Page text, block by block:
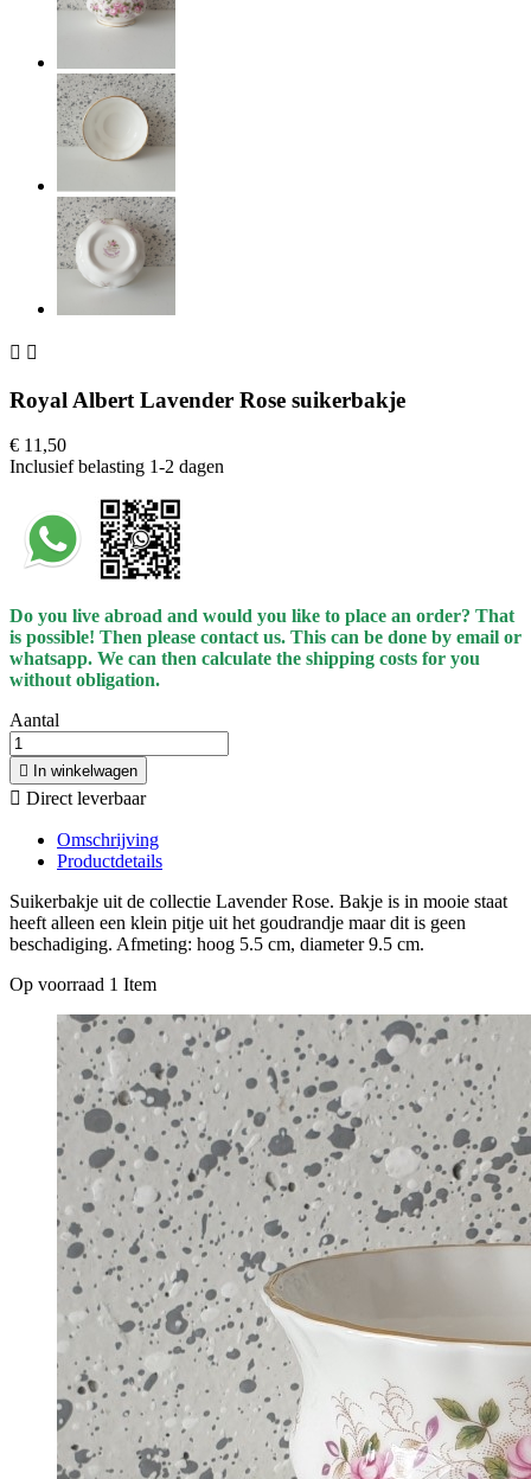
 
Royal Albert Lavender Rose suikerbakje
€ 11,50
Inclusief belasting 1-2 dagen
Do you live abroad and would you like to place an order? That
is possible! Then please contact us. This can be done by email or
whatsapp. We can then calculate the shipping costs for you
without obligation.
Aantal
 In winkelwagen
 Direct leverbaar
Omschrijving
Productdetails
Suikerbakje uit de collectie Lavender Rose. Bakje is in mooie staat
heeft alleen een klein pitje uit het goudrandje maar dit is geen
beschadiging. Afmeting: hoog 5.5 cm, diameter 9.5 cm.
Op voorraad 1 Item